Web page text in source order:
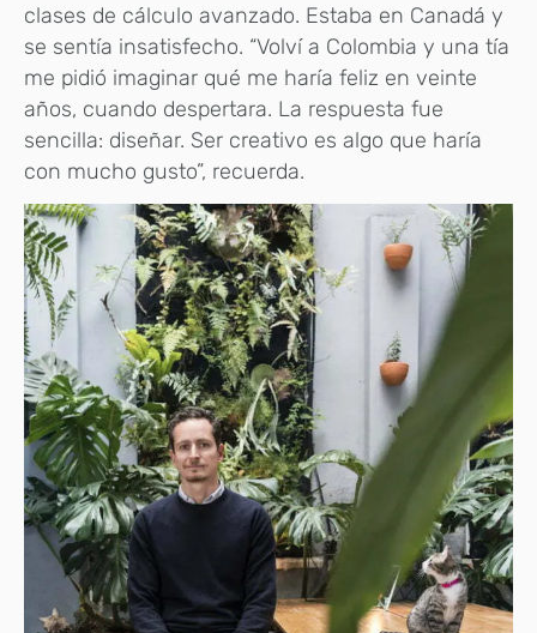
clases de cálculo avanzado. Estaba en Canadá y
se sentía insatisfecho. “Volví a Colombia y una tía
me pidió imaginar qué me haría feliz en veinte
años, cuando despertara. La respuesta fue
sencilla: diseñar. Ser creativo es algo que haría
con mucho gusto”, recuerda.